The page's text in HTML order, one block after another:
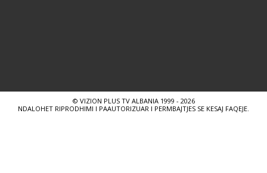
© VIZION PLUS TV ALBANIA 1999 - 2026
NDALOHET RIPRODHIMI I PAAUTORIZUAR I PERMBAJTJES SE KESAJ FAQEJE.